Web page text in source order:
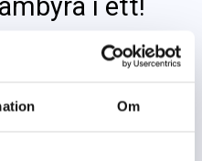
Om
är en webbyrå i
i WordPress och
vi hjälper er med hela